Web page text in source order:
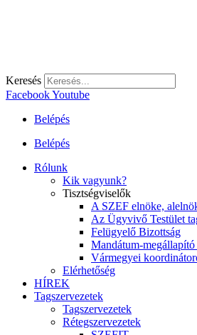
Keresés
FacebookYoutube
Belépés
Belépés
Rólunk
Kik vagyunk?
Tisztségviselők
A SZEF elnöke,
Az Ügyvivő Testület
Felügyelő Bizottság
Mandátum-
Vármegyei
Elérhetőség
HÍREK
Tagszervezetek
Tagszervezetek
Rétegszervezetek